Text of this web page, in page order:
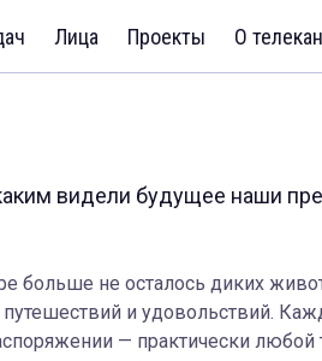
Лица Проекты О
видели будущее наши
больше не осталось диких
и удовольствий.
— практически любой